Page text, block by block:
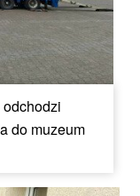
do muzeum